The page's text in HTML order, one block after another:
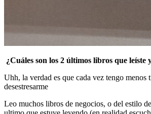
¿Cuáles son los 2 últimos libros que leíste
Uhh, la verdad es que cada vez tengo menos
desestresarme
Leo muchos libros de negocios, o del estilo